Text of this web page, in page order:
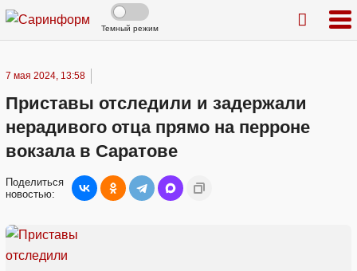
Темный режим
7 мая 2024, 13:58
Приставы отследили и задержали
нерадивого отца прямо на перроне
вокзала в Саратове
Поделиться
новостью: